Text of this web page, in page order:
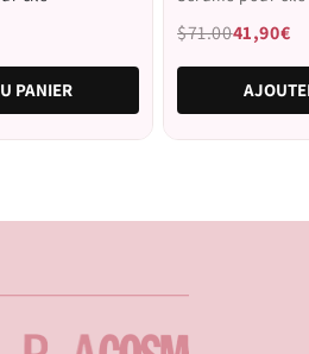
PANIER
estrellas
$71.0041,90€